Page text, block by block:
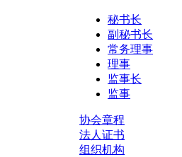
秘书长
副秘书长
常务理事
理事
监事长
监事
协会章程
法人证书
组织机构